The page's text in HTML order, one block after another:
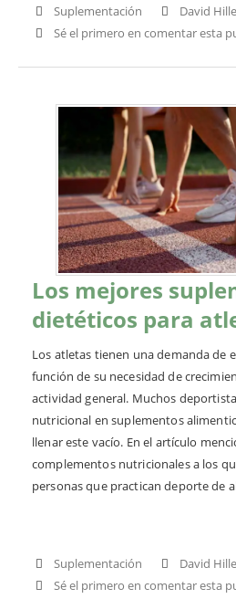
Suplementación
David
Sé el primero en comentar esta
Los mejores
dietéticos para
Los atletas tienen una demanda de
función de su necesidad de
actividad general. Muchos
nutricional en suplementos
llenar este vacío. En el artículo
complementos nutricionales a los
personas que practican deporte de
Suplementación
David
Sé el primero en comentar esta